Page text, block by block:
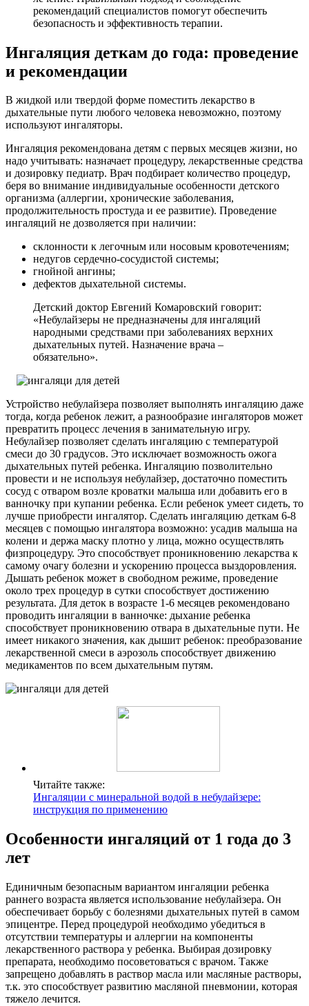
рекомендаций специалистов помогут обеспечить
безопасность и эффективность терапии.
Ингаляция деткам до года: проведение
и рекомендации
В жидкой или твердой форме поместить лекарство в
дыхательные пути любого человека невозможно, поэтому
используют ингаляторы.
Ингаляция рекомендована детям с первых месяцев жизни, но
надо учитывать: назначает процедуру, лекарственные средства
и дозировку педиатр. Врач подбирает количество процедур,
беря во внимание индивидуальные особенности детского
организма (аллергии, хронические заболевания,
продолжительность простуда и ее развитие). Проведение
ингаляций не дозволяется при наличии:
склонности к легочным или носовым кровотечениям;
недугов сердечно-сосудистой системы;
гнойной ангины;
дефектов дыхательной системы.
Детский доктор Евгений Комаровский говорит:
«Небулайзеры не предназначены для ингаляций
народными средствами при заболеваниях верхних
дыхательных путей. Назначение врача –
обязательно».
Устройство небулайзера позволяет выполнять ингаляцию даже
тогда, когда ребенок лежит, а разнообразие ингаляторов может
превратить процесс лечения в занимательную игру.
Небулайзер позволяет сделать ингаляцию с температурой
смеси до 30 градусов. Это исключает возможность ожога
дыхательных путей ребенка. Ингаляцию позволительно
провести и не используя небулайзер, достаточно поместить
сосуд с отваром возле кроватки малыша или добавить его в
ванночку при купании ребенка. Если ребенок умеет сидеть, то
лучше приобрести ингалятор. Сделать ингаляцию деткам 6-8
месяцев с помощью ингалятора возможно: усадив малыша на
колени и держа маску плотно у лица, можно осуществлять
физпроцедуру. Это способствует проникновению лекарства к
самому очагу болезни и ускорению процесса выздоровления.
Дышать ребенок может в свободном режиме, проведение
около трех процедур в сутки способствует достижению
результата. Для деток в возрасте 1-6 месяцев рекомендовано
проводить ингаляции в ванночке: дыхание ребенка
способствует проникновению отвара в дыхательные пути. Не
имеет никакого значения, как дышит ребенок: преобразование
лекарственной смеси в аэрозоль способствует движению
медикаментов по всем дыхательным путям.
Читайте также:
Ингаляции с минеральной водой в небулайзере:
инструкция по применению
Особенности ингаляций от 1 года до 3
лет
Единичным безопасным вариантом ингаляции ребенка
раннего возраста является использование небулайзера. Он
обеспечивает борьбу с болезнями дыхательных путей в самом
эпицентре. Перед процедурой необходимо убедиться в
отсутствии температуры и аллергии на компоненты
лекарственного раствора у ребенка. Выбирая дозировку
препарата, необходимо посоветоваться с врачом. Также
запрещено добавлять в раствор масла или масляные растворы,
т.к. это способствует развитию масляной пневмонии, которая
тяжело лечится.